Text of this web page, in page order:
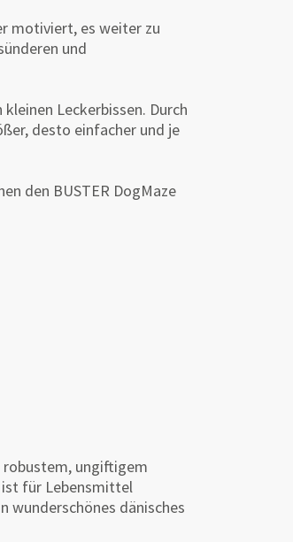
motiviert, es weiter zu
und
Leckerbissen. Durch
desto einfacher und je
den BUSTER DogMaze
robustem, ungiftigem
für Lebensmittel
wunderschönes dänisches